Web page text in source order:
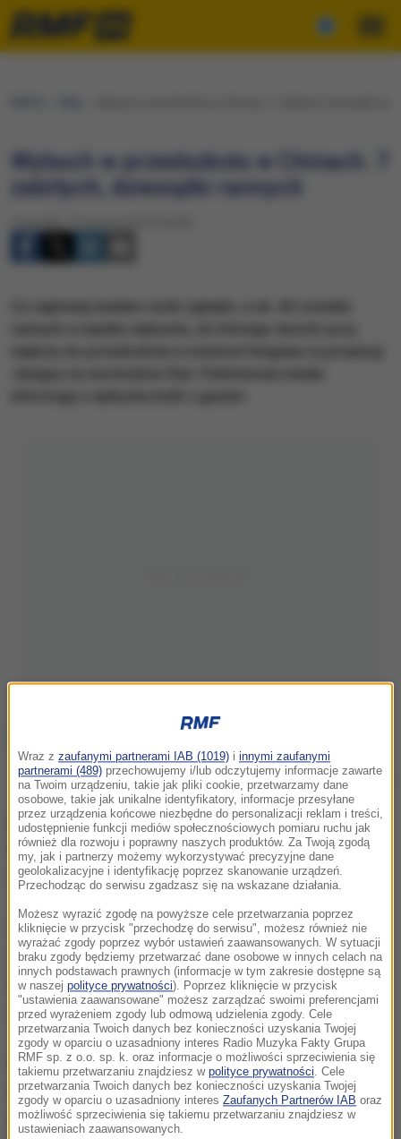
Wybuch w przedszkolu w Chinach. 7
zabitych, dziesiątki rannych
Wejście do przedszkola, gdzie doszło do wybuchu
Eksplozja miała miejsce około godz. 17 czasu
lokalnego (godz. 11 w Polsce). Jest to pora, kiedy
rodzice odbierają z placówki swoje dzieci.
Władze miasta Xuzhou poinformowały, że dwie
osoby zginęły na miejscu, a pięć zmarło w szpitalu.
Według lokalnych władz stan dziewięciu osób jest
ciężki.
Na portalach społecznościowych pojawiają się
zdjęcia przedstawiające kilkanaście leżących na
ziemi zakrwawionych osób, w tym dzieci. Niektórzy
Wraz z zaufanymi partnerami IAB (1019) i innymi zaufanymi
partnerami (489) przechowujemy i/lub odczytujemy informacje zawarte
na Twoim urządzeniu, takie jak pliki cookie, przetwarzamy dane
osobowe, takie jak unikalne identyfikatory, informacje przesyłane
przez urządzenia końcowe niezbędne do personalizacji reklam i treści,
udostępnienie funkcji mediów społecznościowych pomiaru ruchu jak
również dla rozwoju i poprawny naszych produktów. Za Twoją zgodą
my, jak i partnerzy możemy wykorzystywać precyzyjne dane
geolokalizacyjne i identyfikację poprzez skanowanie urządzeń.
Przechodząc do serwisu zgadzasz się na wskazane działania.
Możesz wyrazić zgodę na powyższe cele przetwarzania poprzez
kliknięcie w przycisk "przechodzę do serwisu", możesz również nie
wyrażać zgody poprzez wybór ustawień zaawansowanych. W sytuacji
braku zgody będziemy przetwarzać dane osobowe w innych celach na
innych podstawach prawnych (informacje w tym zakresie dostępne są
w naszej polityce prywatności). Poprzez kliknięcie w przycisk
"ustawienia zaawansowane" możesz zarządzać swoimi preferencjami
przed wyrażeniem zgody lub odmową udzielenia zgody. Cele
przetwarzania Twoich danych bez konieczności uzyskania Twojej
zgody w oparciu o uzasadniony interes Radio Muzyka Fakty Grupa
RMF sp. z o.o. sp. k. oraz informacje o możliwości sprzeciwienia się
takiemu przetwarzaniu znajdziesz w polityce prywatności. Cele
przetwarzania Twoich danych bez konieczności uzyskania Twojej
zgody w oparciu o uzasadniony interes Zaufanych Partnerów IAB oraz
możliwość sprzeciwienia się takiemu przetwarzaniu znajdziesz w
ustawieniach zaawansowanych.